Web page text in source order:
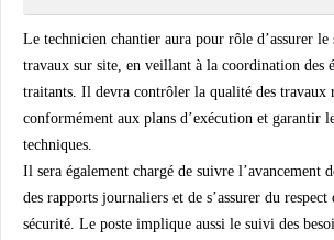
Le technicien chantier aura pour rôle d’assurer
travaux sur site, en veillant à la coordination des
traitants. Il devra contrôler la qualité des travaux
conformément aux plans d’exécution et garantir
techniques.
Il sera également chargé de suivre l’avancement
des rapports journaliers et de s’assurer du respect
sécurité. Le poste implique aussi le suivi des